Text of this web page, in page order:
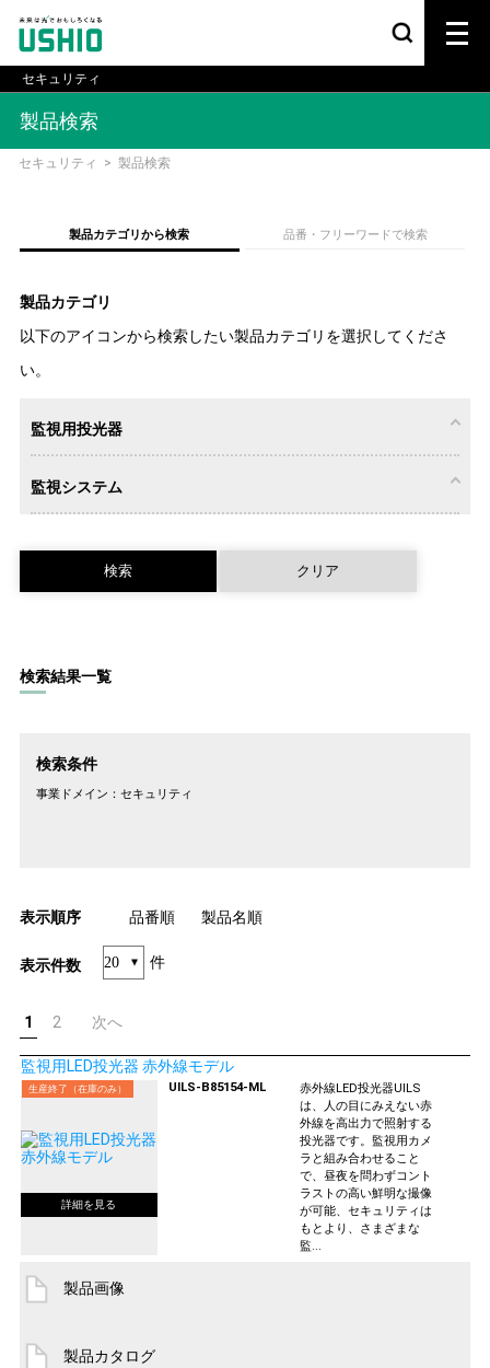
セキュリティ
製品検索
セキュリティ > 製品検索
製品カテゴリから検索 品番・フリーワードで検索
製品カテゴリ
以下のアイコンから検索したい製品カテゴリを選択してくださ
い。
監視用投光器
器
監視システム
監視システ
検索結果一覧
検索条件
事業ドメイン： セキュリティ
表示順序 品番順 製品名順
表示件数 件
1 2 次へ
監視用LED投光器 赤外線モデル
生産終了（在庫のみ） UILS-B85154-ML
赤外線LED投光器UILS
は、人の目にみえない赤
外線を高出力で照射する
投光器です。監視用カメ
ラと組み合わせること
で、昼夜を問わずコント
ラストの高い鮮明な撮像
が可能、セキュリティは
もとより、さまざまな
監...
製品画像
製品カタログ